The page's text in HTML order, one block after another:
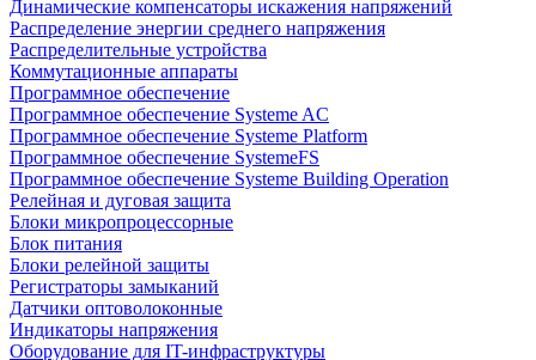
Динамические компенсаторы искажения напряжений
Распределение энергии среднего напряжения
Распределительные устройства
Коммутационные аппараты
Программное обеспечение
Программное обеспечение Systeme AC
Программное обеспечение Systeme Platform
Программное обеспечение SystemeFS
Программное обеспечение Systeme Building Operation
Релейная и дуговая защита
Блоки микропроцессорные
Блок питания
Блоки релейной защиты
Регистраторы замыканий
Датчики оптоволоконные
Индикаторы напряжения
Оборудование для IT-инфраструктуры